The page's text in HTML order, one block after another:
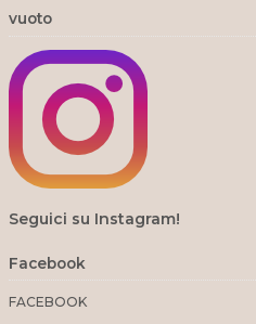
vuoto
Seguici su Instagram!
Facebook
FACEBOOK